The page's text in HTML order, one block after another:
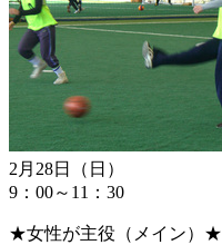
2月28日（日）
9：00～11：30
★女性が主役（メイン）★